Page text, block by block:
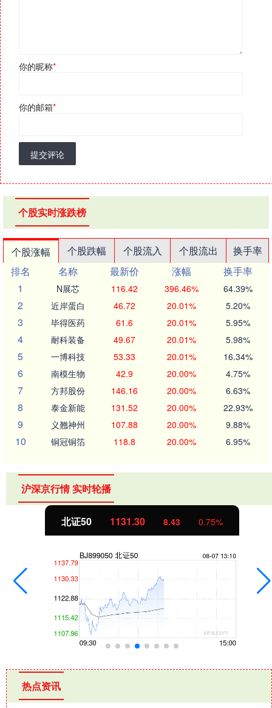
你的昵称*
你的邮箱*
提交评论
个股实时涨跌榜
个股涨幅 个股跌幅 个股流入 个股流出
换手率
排名
名称 最新价 涨幅
换手率
1
N展芯 116.42 396.46% 64.39%
2 近岸蛋白 46.72 20.01% 5.20%
3 毕得医药 61.6 20.01% 5.95%
4 耐科装备 49.67 20.01% 5.98%
5 一博科技 53.33 20.01% 16.34%
6 南模生物 42.9 20.00% 4.75%
7 方邦股份 146.16 20.00% 6.63%
8 泰金新能 131.52 20.00% 22.93%
9 义翘神州 107.88 20.00% 9.88%
10 铜冠铜箔 118.8 20.00% 6.95%
沪深京行情 实时轮播
北证50 1131.30 8.43 0.75%
热点资讯